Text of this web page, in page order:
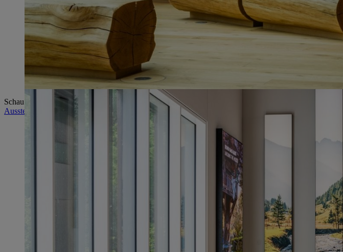
Schau ins Innere unserer Maschinen, teste modernste Technologien und erfahre, was STIHL-Produkte
Ausstellung "Produkte & Innovationen"